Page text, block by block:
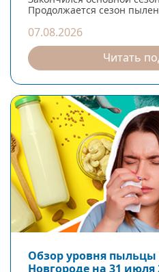
Продолжается сезон
Читать
07.08.2026
Обзор уровня
Новгороде на 31 июля